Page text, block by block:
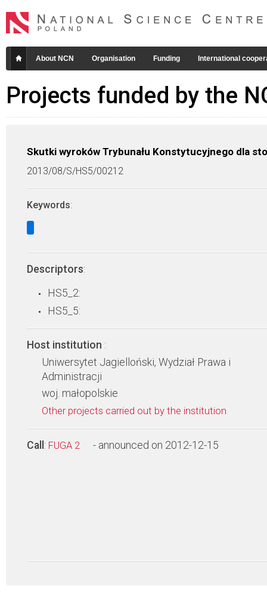
About NCN Organisation Funding International
Projects funded by the
Skutki wyroków Trybunału Konstytucyjnego dla
2013/08/S/HS5/00212
Keywords:
Descriptors:
HS5_2:
HS5_5:
Host institution :
Uniwersytet Jagielloński, Wydział Prawa i
Administracji
woj. małopolskie
Other projects carried out by the institution
Call : FUGA 2 - announced on 2012-12-15